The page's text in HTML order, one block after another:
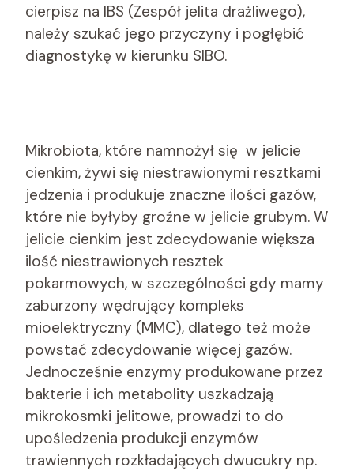
cierpisz na IBS (Zespół jelita drażliwego),
należy szukać jego przyczyny i pogłębić
diagnostykę w kierunku SIBO.
Mikrobiota, które namnożył się w jelicie
cienkim, żywi się niestrawionymi resztkami
jedzenia i produkuje znaczne ilości gazów,
które nie byłyby groźne w jelicie grubym. W
jelicie cienkim jest zdecydowanie większa
ilość niestrawionych resztek
pokarmowych, w szczególności gdy mamy
zaburzony wędrujący kompleks
mioelektryczny (MMC), dlatego też może
powstać zdecydowanie więcej gazów.
Jednocześnie enzymy produkowane przez
bakterie i ich metabolity uszkadzają
mikrokosmki jelitowe, prowadzi to do
upośledzenia produkcji enzymów
trawiennych rozkładających dwucukry np.